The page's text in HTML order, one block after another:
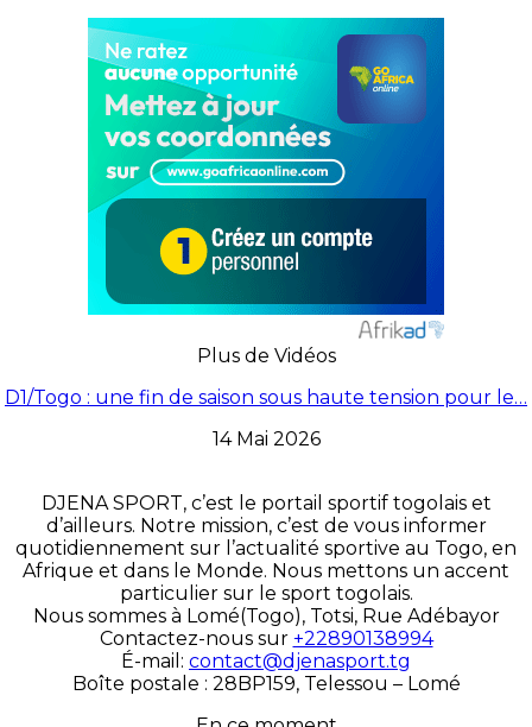
Plus de Vidéos
D1/Togo : une fin de saison sous haute tension pour le…
14 Mai 2026
DJENA SPORT, c’est le portail sportif togolais et
d’ailleurs. Notre mission, c’est de vous informer
quotidiennement sur l’actualité sportive au Togo, en
Afrique et dans le Monde. Nous mettons un accent
particulier sur le sport togolais.
Nous sommes à Lomé(Togo), Totsi, Rue Adébayor
Contactez-nous sur +22890138994
É-mail: contact@djenasport.tg
Boîte postale : 28BP159, Telessou – Lomé